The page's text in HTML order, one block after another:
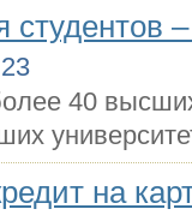
студентов
23
40
на